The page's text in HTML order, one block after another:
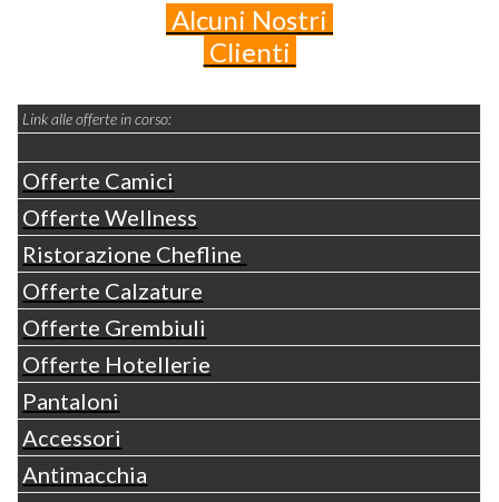
Alcuni Nostri
Clienti
Link alle offerte in corso:
Offerte Camici
Offerte Wellness
Ristorazione Chefline
Offerte Calzature
Offerte Grembiuli
Offerte Hotellerie
Pantaloni
Accessori
Antimacchia